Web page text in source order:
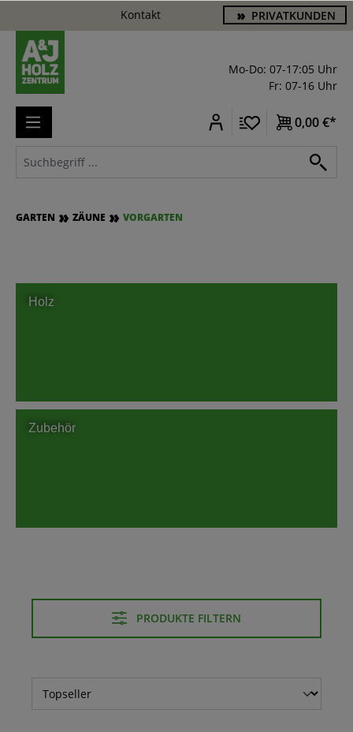
Kontakt PRIVATKUNDEN
Mo-Do: 07-17:05 Uhr
Fr: 07-16 Uhr
0,00 €*
GARTEN ZÄUNE VORGARTEN
Holz
Zubehör
PRODUKTE FILTERN